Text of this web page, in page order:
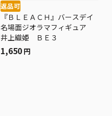
返品可
『ＢＬＥＡＣＨ』バースデイ
名場面ジオラマフィギュア
井上織姫 ＢＥ３
1,650 円